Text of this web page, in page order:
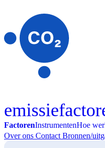
FactorenInstrumentenHoe
Over ons Contact Bronnen/